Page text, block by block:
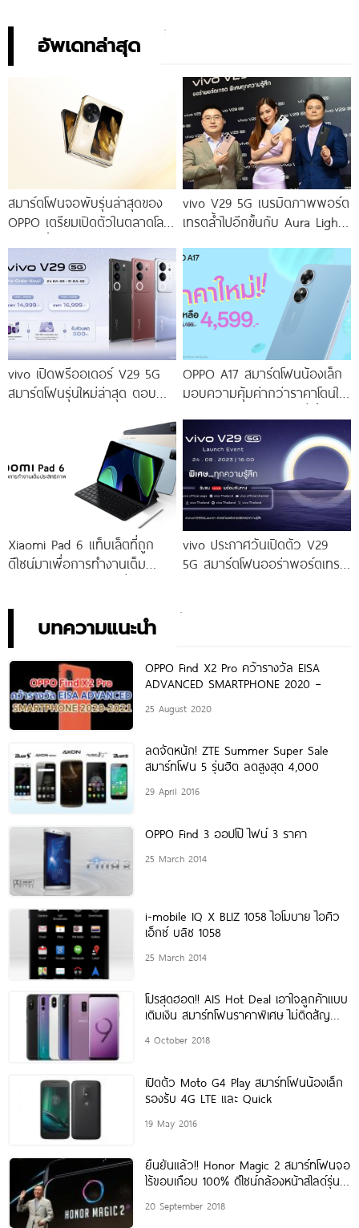
อัพเดทล่าสุด
สมาร์ตโฟนจอพับรุ่นล่าสุดของ
OPPO เตรียมเปิดตัวในตลาดโลก
vivo V29 5G เนรมิตภาพพอร์ต
เทรตล้ำไปอีกขั้นกับ Aura Light
โดดเด่นด้วยสุนทรียศาสตร์แห่ง
vivo เปิดพรีออเดอร์ V29 5G
สมาร์ตโฟนรุ่นใหม่ล่าสุด ตอบ
ราคาเริ่มต้นเพียง 14,999 บาท
จัดเต็มกับโปรโมชันพิเศษก่อนใคร
OPPO A17 สมาร์ตโฟนน้องเล็ก
มอบความคุ้มค่ากว่าราคาโดนใจ
ราคาใหม่เพียง 4,599 บาท
เท่านั้น!
Xiaomi Pad 6 แท็บเล็ตที่ถูก
ดีไซน์มาเพื่อการทำงานเต็ม
vivo ประกาศวันเปิดตัว V29
5G สมาร์ตโฟนออร่าพอร์ตเทร
บทความแนะนำ
OPPO Find X2 Pro คว้ารางวัล EISA
ADVANCED SMARTPHONE 2020 –
25 August 2020
ลดจัดหนัก! ZTE Summer Super Sale
สมาร์ทโฟน 5 รุ่นฮิต ลดสูงสุด 4,000
29 April 2016
OPPO Find 3 ออปโป้ ไฟน์ 3 ราคา
25 March 2014
i-mobile IQ X BLIZ 1058 ไอโมบาย ไอคิว
เอ็กซ์ บลิซ 1058
25 March 2014
โปรสุดฮอต!! AIS Hot Deal เอาใจลูกค้าแบบ
เติมเงิน สมาร์ทโฟนราคาพิเศษ ไม่ติดสัญญา
4 October 2018
เปิดตัว Moto G4 Play สมาร์ทโฟนน้องเล็ก
รองรับ 4G LTE และ Quick
19 May 2016
ยืนยันแล้ว!! Honor Magic 2 สมาร์ทโฟนจอ
ไร้ขอบเกือบ 100% ดีไซน์กล้องหน้าสไลด์รุ่น
20 September 2018